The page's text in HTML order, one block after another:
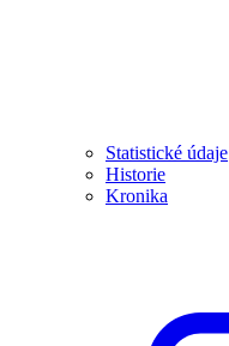
Statistické údaje
Historie
Kronika